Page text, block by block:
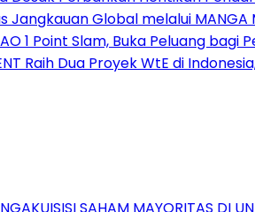
Jangkauan Global melalui
1 Point Slam, Buka Peluang
Raih Dua Proyek WtE di
SAHAM MAYORITAS DI